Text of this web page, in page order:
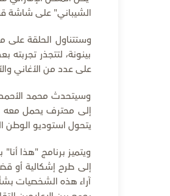
الشيباني" على شاشة قناة الإمارات، وذلك يوم
وستتناول الحلقة
بينونة، لتتجذر
على عدد من الأغاني
وسيتحدث محمد
إلى محترف يحمل معه
يتحول استوديو الوطن
ويتميز برنامج "هذا
إلى طرح إشكالية أو
آراء هذه الشخصيات